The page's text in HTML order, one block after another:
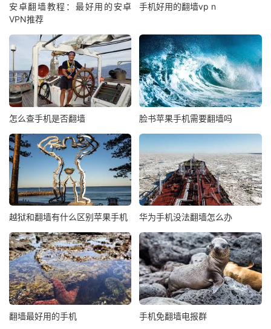
安卓翻墙教程：最好用的安卓
VPN推荐
手机好用的翻墙vp n
怎么查手机是否翻墙 脸书苹果手机需要翻墙吗
越狱和翻墙有什么区别苹果手机 华为手机没法翻墙怎么办
翻墙最好用的手机 手机免翻墙电报群